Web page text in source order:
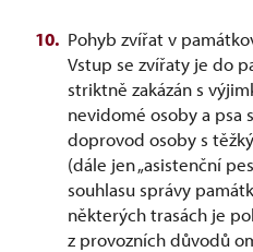
Pohyb zvířat v
Vstup se zvířaty je do
striktně zakázán s
nevidomé osoby a psa
doprovod osoby s
(dále jen „asistenční
souhlasu správy
některých trasách je
z provozních důvodů